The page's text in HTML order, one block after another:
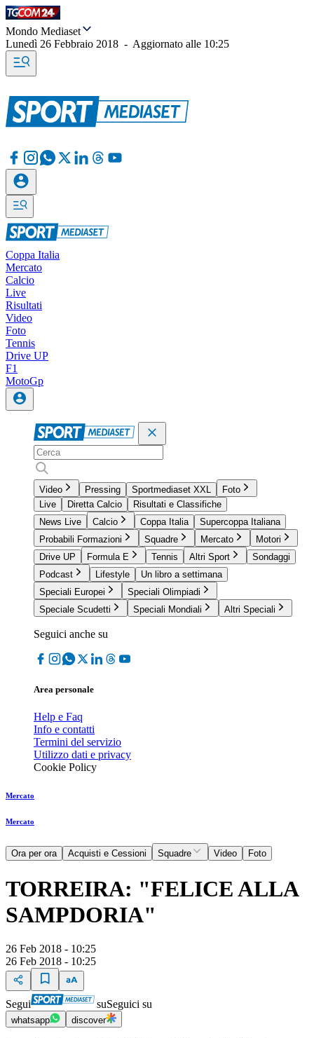
Mondo Mediaset
Lunedì 26 Febbraio 2018 - Aggiornato alle 10:25
Coppa Italia
Mercato
Calcio
Live
Risultati
Video
Foto
Tennis
Drive UP
F1
MotoGp
Video Pressing Sportmediaset XXL
Foto
Live
Diretta Calcio
Risultati e Classifiche
News Live
Calcio Coppa Italia
Supercoppa Italiana
Probabili Formazioni
Squadre Mercato
Motori
Drive UP
Formula E Tennis Altri Sport
Sondaggi
Podcast
Lifestyle
Un libro a settimana
Speciali Europei
Speciali Olimpiadi
Speciale Scudetti
Speciali Mondiali Altri Speciali
Seguici anche su
Area personale
Help e Faq
Info e contatti
Termini del servizio
Utilizzo dati e privacy
Cookie Policy
Mercato
Mercato
Ora per ora Acquisti e Cessioni Squadre Video Foto
TORREIRA: "FELICE ALLA
SAMPDORIA"
26 Feb 2018 - 10:25
26 Feb 2018 - 10:25
Segui suSeguici su
whatsapp discover